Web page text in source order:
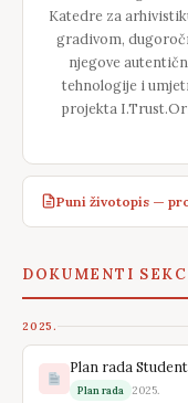
Katedre za
gradivom,
njegove
tehnologije i
projekta
Puni životopis —
Redoviti profesor u
usmjeren mu je
Napose se
DOKUMENTI
2025.
Plan rada
Plan rada 2025.